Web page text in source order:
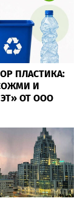
ПЛАСТИКА:
И
ОТ ООО